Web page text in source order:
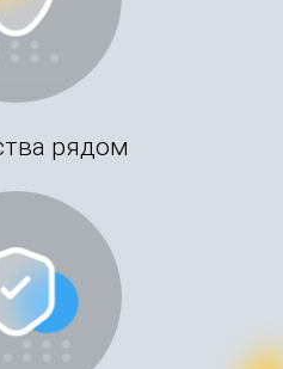
рядом